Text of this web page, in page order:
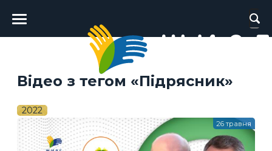
Головне
меню
Відео з тегом «Підрясник»
2022
26 травня